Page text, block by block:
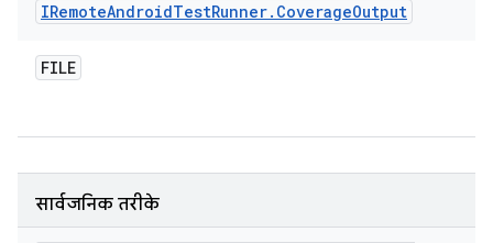
IRemoteAndroidTestRunner. CoverageOutput
FILE
सार्वजनिक तरीके